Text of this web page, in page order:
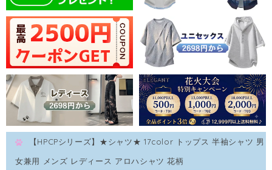
【HPCPシリーズ】★シャツ★ 17color トップス 半袖シャツ 男
女兼用 メンズ レディース アロハシャツ 花柄